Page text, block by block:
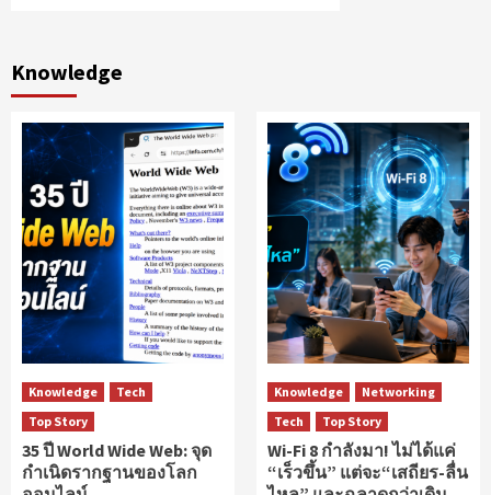
Knowledge
Knowledge
Tech
Top Story
35 ปี World Wide Web: จุด
กำเนิดรากฐานของโลก
Knowledge
Networking
Tech
Top Story
Wi-Fi 8 กำลังมา! ไม่ได้แค่
“เร็วขึ้น” แต่จะ“เสถียร-ลื่น